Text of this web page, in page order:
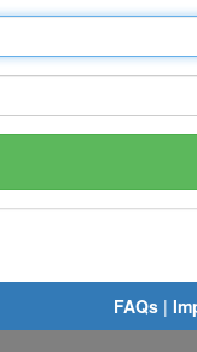
FAQs |